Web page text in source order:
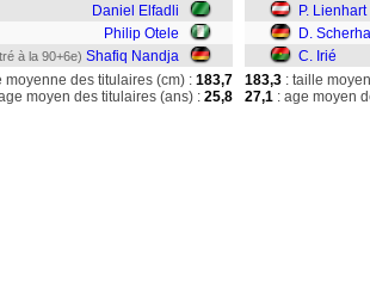
Daniel Elfadli
Philip Otele
à la 90+6e) Shafiq Nandja
P. Lienhart
D.
C. Irié
moyenne des titulaires (cm) : 183,7
moyen des titulaires (ans) : 25,8
183,3 : taille
27,1 : age moyen